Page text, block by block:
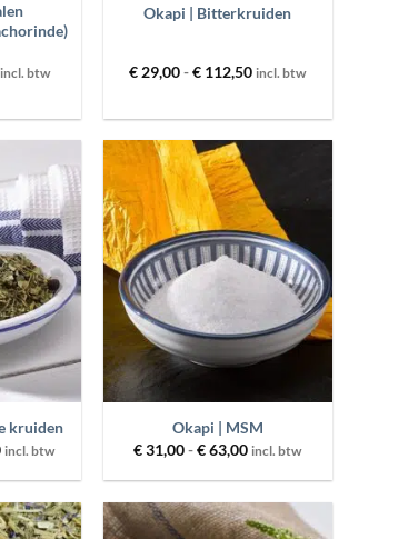
49,00
incl. btw
Okapi | Bitterkruiden
€29,00-€ 112,50Prijsklasse:
€ 112,50
incl. btw
Toevoegen
aan
wenslijst
kruiden
Prijsklasse:
tot
incl. btw
Toevoegen
aan
wenslijst
Okapi | MSM
€31,00-€63,00Prijsklasse:
tot
incl. btw